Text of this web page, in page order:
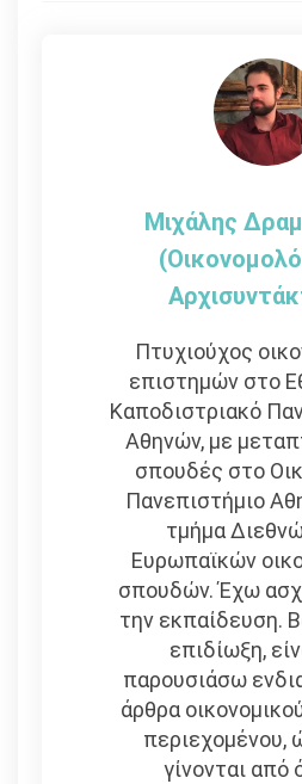
Μιχάλης
Πτυχιούχος
επιστημών στο
Καποδιστριακό
Αθηνών, με
σπουδές στο
Πανεπιστήμιο
τμήμα
Ευρωπαϊκών
σπουδών. Έχω
την εκπαίδευση.
επιδίωξη,
παρουσιάσω
άρθρα
περιεχομένου,
γίνονται από